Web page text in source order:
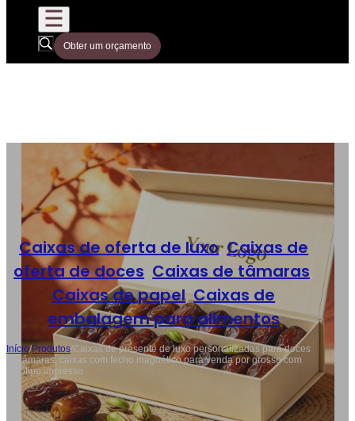
Obter um orçamento
Caixas de oferta de luxo,Caixas de
oferta de doces Caixas de tâmaras,
Caixas de papel,Caixas de
embalagem para alimentos
Início/Produtos/Caixas de presente de luxo personalizadas para doces
de tâmaras, caixas com fecho magnético para venda por grosso com
logótipo impresso